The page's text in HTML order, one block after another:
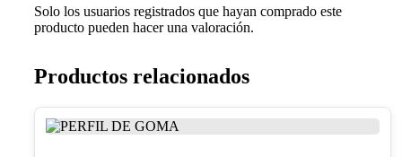
Solo los usuarios registrados que hayan comprado este
producto pueden hacer una valoración.
Productos relacionados